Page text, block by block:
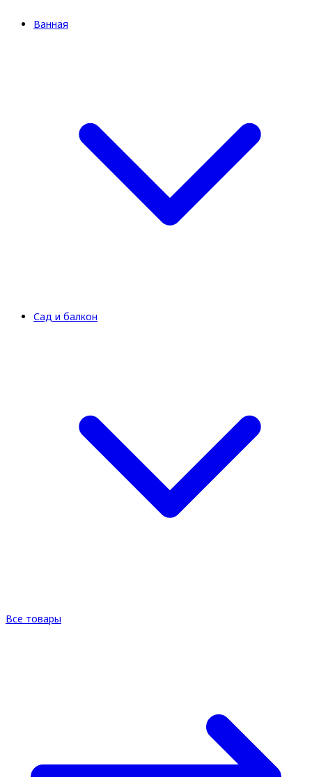
Ванная
Сад и балкон
Все товары